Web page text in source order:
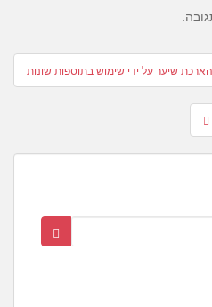
הארכת שיער על ידי שימוש בתוספות שונות